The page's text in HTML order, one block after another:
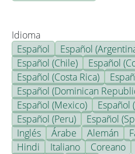
Idioma
Español
Español
Español (Chile)
Español
Español (Costa Rica)
Español (Dominican
Español (Mexico)
Español
Español (Peru)
Español
Inglés
Árabe Alemán
Hindi
Italiano Coreano